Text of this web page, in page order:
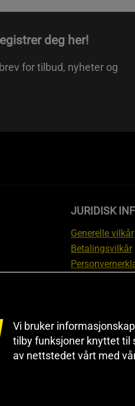
deg her!
for tilbud, nyheter og
JURIDISK
Generelle vilkår
Betalingsvilkår
Informasjon
reklamasjon
Vi bruker
tilby funksjoner knyttet til
av nettstedet vårt med